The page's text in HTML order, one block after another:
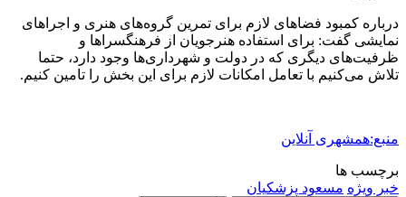
درباره کمبود فضاهای لازم برای تمرین گروه‌های هنری و اجراهای
نمایشی گفت: برای استفاده هنرجویان از فرهنگسراها و
ظرفیت‌های دیگری که در دولت و شهرداری‌ها وجود دارد، حتما
تلاش می‌کنیم با تعامل امکانات لازم برای این بخش را تامین کنیم.
منبع:همشهری آنلاین
برچسب ها
خبر ویژه مسعود پزشکیان